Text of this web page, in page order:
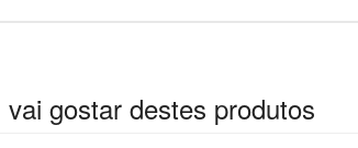
gostar destes produtos